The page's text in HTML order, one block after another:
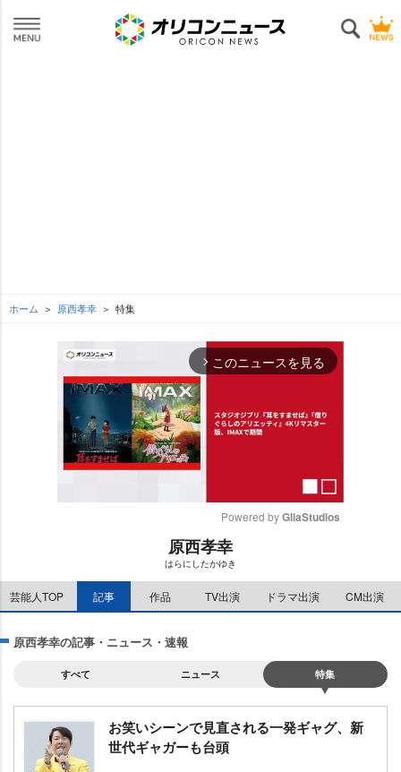
ホーム 原西孝幸 特集
arrow_forward_ios このニュースを見る
e
Powered by GliaStudios
原西孝幸
はらにしたかゆき
芸能人TOP 記事 作品 TV出演 ドラマ出演 CM出演
原西孝幸の記事・ニュース・速報
すべて ニュース 特集
お笑いシーンで見直される一発ギャグ、新
世代ギャガーも台頭